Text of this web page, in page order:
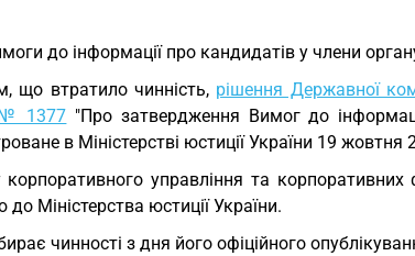
до інформації про кандидатів у члени
що втратило чинність, рішення Державної
№ 1377 "Про затвердження Вимог до
в Міністерстві юстиції України 19
управління та
Міністерства юстиції України.
чинності з дня його офіційного